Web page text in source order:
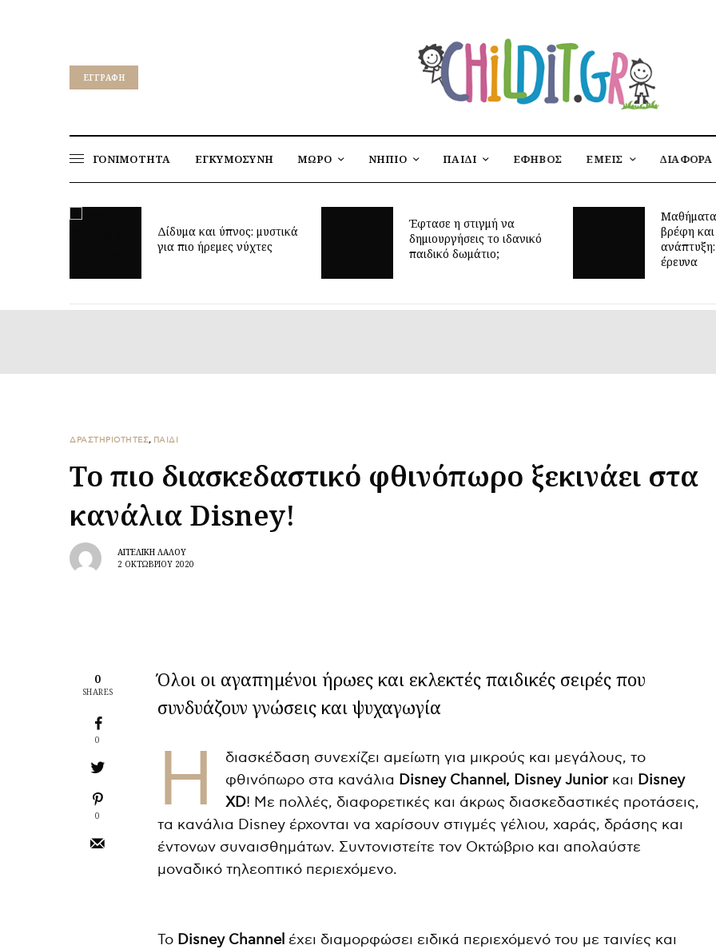
EΓΓΡΑΦΉ
ΓΟΝΙΜΟΤΗΤΑ ΕΓΚΥΜΟΣΥΝΗ ΜΩΡΟ ΝΗΠΙΟ ΠΑΙΔΙ ΕΦΗΒΟΣ ΕΜΕΙΣ ΔΙΑΦΟΡΑ
Δίδυμα και ύπνος: μυστικά
για πιο ήρεμες νύχτες
Έφτασε η στιγμή να
δημιουργήσεις το ιδανικό
παιδικό δωμάτιο;
βρέφη και
ανάπτυξη:
έρευνα
ΔΡΑΣΤΗΡΙΟΤΗΤΕΣ, ΠΑΙΔΙ
Το πιο διασκεδαστικό φθινόπωρο ξεκινάει στα
κανάλια Disney!
ΑΓΓΕΛΙΚΉ ΛΆΛΟΥ
2 ΟΚΤΩΒΡΊΟΥ 2020
0
SHARES
0
0
Όλοι οι αγαπημένοι ήρωες και εκλεκτές παιδικές σειρές που
συνδυάζουν γνώσεις και ψυχαγωγία
Η
διασκέδαση συνεχίζει αμείωτη για μικρούς και μεγάλους, το
φθινόπωρο στα κανάλια Disney Channel, Disney Juniorκαι Disney
XD! Με πολλές, διαφορετικές και άκρως διασκεδαστικές προτάσεις,
τα κανάλια Disney έρχονται να χαρίσουν στιγμές γέλιου, χαράς, δράσης και
έντονων συναισθημάτων. Συντονιστείτε τον Οκτώβριο και απολαύστε
μοναδικό τηλεοπτικό περιεχόμενο.
Το Disney Channel έχει διαμορφώσει ειδικά περιεχόμενό του με ταινίες και